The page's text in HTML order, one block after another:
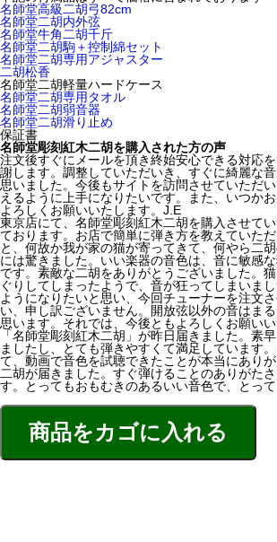
名師堂高級二胡弓82cm
名師堂二胡内外弦
名師堂牛角二胡千斤
名師堂二胡駒＋控制綿セット
名師堂二胡専用アジャスター
二胡松香
名師堂二胡軽量ハードケース
名師堂二胡専用タオル
名師堂二胡弱音器
名師堂二胡滑り止め
保証書
名師堂彫刻紅木二胡を購入された方の声
注文後すぐにメールを頂き終始安心できる対応
謝します。調整していただいき、すぐに綺麗な
思いました。今後もサイトを訪問させていただ
えるように上手になりたいです。また、いつか
よろしくお願いいたします。J.E
東京店にて、名師堂彫刻紅木二胡を購入させて
ております。お店で簡単に弾き方を教えていた
と、何故か我が家の猫が寄ってきて、何やら二
には驚きました。いい楽器の音色は、音に敏感
です。素敵な二胡をありがとうございました。
ぐりしてしまったようで、音が狂ってしまいま
ようになりたいと思い、今回チューナーを注文
い、申し訳ございません。開放弦以外の音はま
思います。それでは、今後ともよろしくお願い
「名師堂彫刻紅木二胡」が昨日届きました。素
ましたし、とても弾きやすくて満足しています
て、動画で音色を試聴できたことが本当にあり
二胡が届きました。すぐ弾けることのありがた
す。とってもおもむきのあるいい音色で、とっ